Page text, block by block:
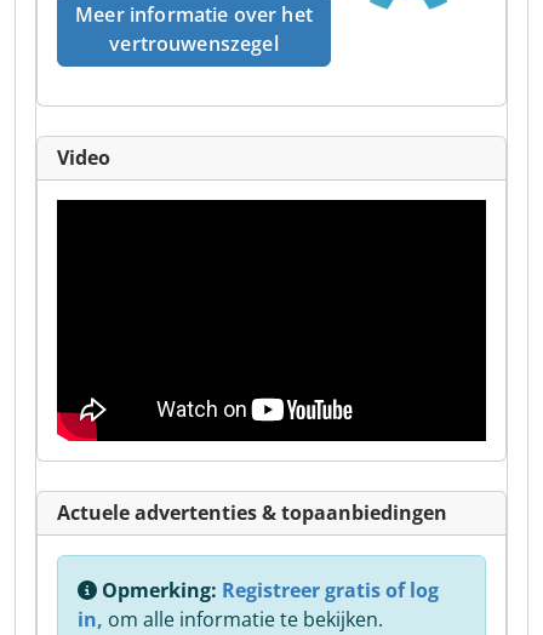
Meer informatie over het
vertrouwenszegel
Video
Actuele advertenties & topaanbiedingen
Opmerking: Registreer gratis of log
in, om alle informatie te bekijken.